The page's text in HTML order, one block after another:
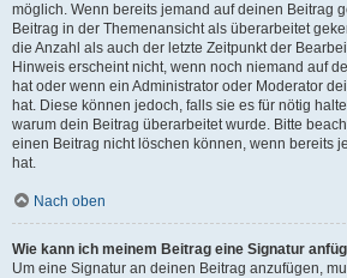
möglich. Wenn bereits jemand auf deinen Beitrag
Beitrag in der Themenansicht als überarbeitet
die Anzahl als auch der letzte Zeitpunkt der
Hinweis erscheint nicht, wenn noch niemand auf
hat oder wenn ein Administrator oder Moderator
hat. Diese können jedoch, falls sie es für nötig
warum dein Beitrag überarbeitet wurde. Bitte
einen Beitrag nicht löschen können, wenn bereits
hat.
Nach oben
Wie kann ich meinem Beitrag eine Signatur
Um eine Signatur an deinen Beitrag anzufügen,